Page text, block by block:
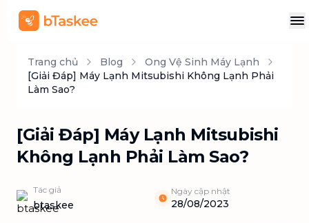
Trang chủ Blog
Ong Vệ Sinh Máy Lạnh
[Giải Đáp] Máy Lạnh Mitsubishi Không Lạnh Phải
Làm Sao?
[Giải Đáp] Máy Lạnh Mitsubishi
Không Lạnh Phải Làm Sao?
Tác giả
btaskee
Ngày cập nhật
28/08/2023